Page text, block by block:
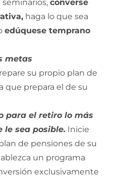
seminarios, converse
haga lo que sea
edúquese temprano
metas
su propio plan de
que prepara el de su
para el retiro lo más
le sea posible. Inicie
de pensiones de su
un programa
exclusivamente